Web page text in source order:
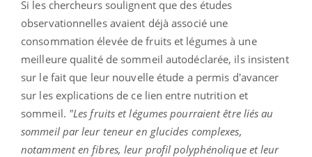
Si les chercheurs soulignent que des études
observationnelles avaient déjà associé une
consommation élevée de fruits et légumes à une
meilleure qualité de sommeil autodéclarée, ils insistent
sur le fait que leur nouvelle étude a permis d'avancer
sur les explications de ce lien entre nutrition et
sommeil. "Les fruits et légumes pourraient être liés au
sommeil par leur teneur en glucides complexes,
notamment en fibres, leur profil polyphénolique et leur